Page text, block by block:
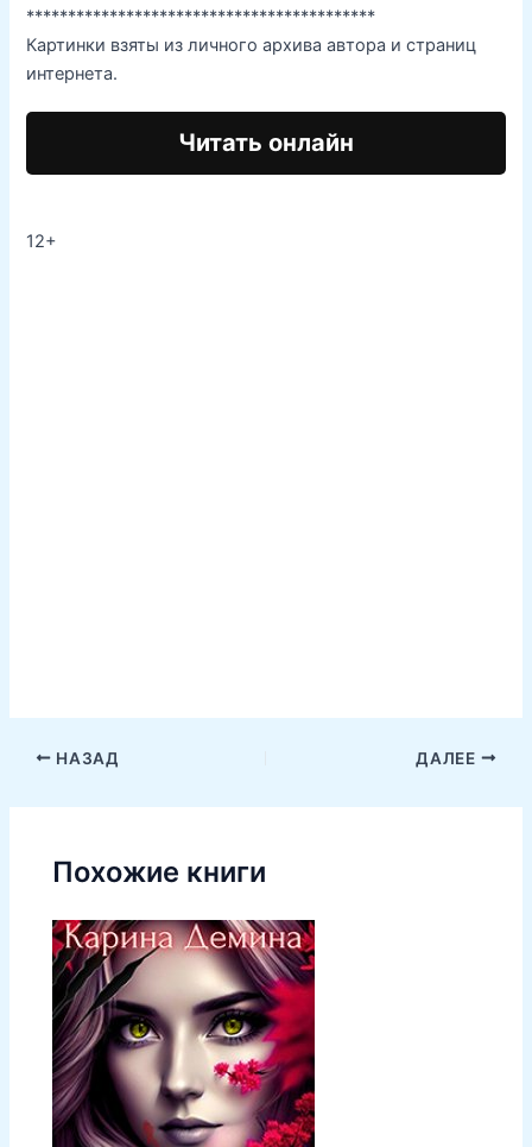
******************************************
Картинки взяты из личного архива автора и страниц
интернета.
Читать онлайн
12+
НАЗАД ДАЛЕЕ
Похожие книги